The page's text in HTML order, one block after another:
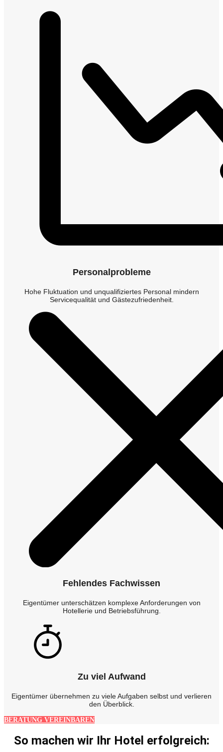
Personalprobleme
Hohe Fluktuation und unqualifiziertes Personal mindern
Servicequalität und Gästezufriedenheit.
Fehlendes Fachwissen
Eigentümer unterschätzen komplexe Anforderungen von
Hotellerie und Betriebsführung.
Zu viel Aufwand
Eigentümer übernehmen zu viele Aufgaben selbst und verlieren
den Überblick.
BERATUNG VEREINBAREN
So machen wir Ihr Hotel erfolgreich: